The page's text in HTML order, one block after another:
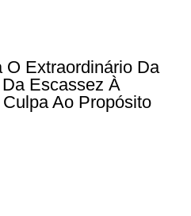
O Extraordinário Da
Escassez À
Ao Propósito